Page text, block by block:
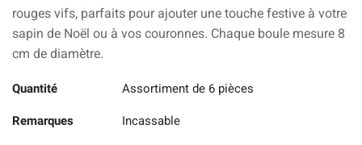
rouges vifs, parfaits pour ajouter une touche festive à votre
sapin de Noël ou à vos couronnes. Chaque boule mesure 8
cm de diamètre.
Quantité Assortiment de 6 pièces
Remarques Incassable